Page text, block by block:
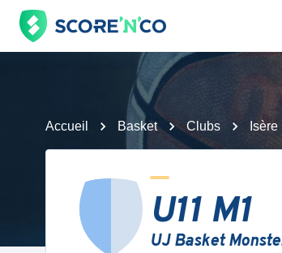
Accueil Basket Clubs Isère
U11 M1
UJ Basket